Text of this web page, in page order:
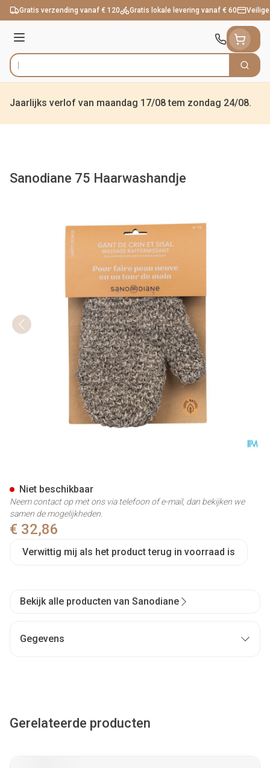
Ga naar de inhoud
Gratis verzending vanaf € 120 Gratis lokale levering vanaf € 60
Menu
Product, merk, categorie... Zoek
Jaarlijks verlof van maandag 17/08 tem zondag 24/08.
Sanodiane 75 Haarwashandje
€ 32,86
Verwittig mij als het product terug in voorraad is
Niet beschikbaar
Neem contact op met ons via telefoon of e-mail, dan bekijken we
samen de mogelijkheden.
Bekijk alle producten van Sanodiane
Gegevens
Gerelateerde producten